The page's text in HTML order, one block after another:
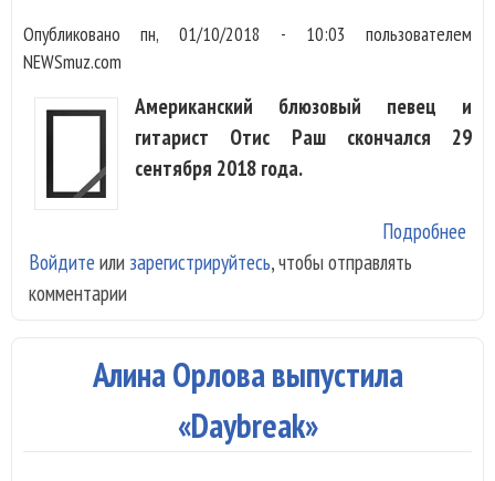
Опубликованопн, 01/10/2018 - 10:03 пользователем
NEWSmuz.com
Американский блюзовый певец и
гитарист Отис Раш скончался 29
сентября 2018 года.
Подробнее
Войдите или зарегистрируйтесь, чтобы отправлять
комментарии
Алина Орлова выпустила
«Daybreak»